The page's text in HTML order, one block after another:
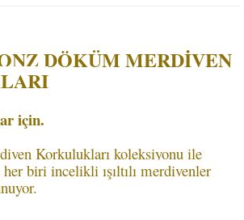
DÖKÜM MERDİVEN
için.
Korkulukları koleksiyonu ile
biri incelikli ışıltılı merdivenler